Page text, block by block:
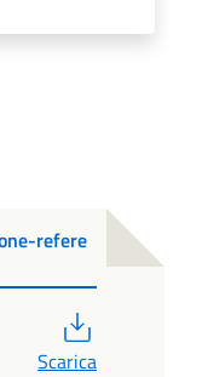
refere
Scarica